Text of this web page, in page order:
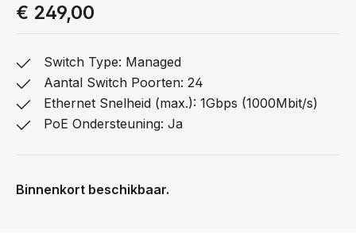
€ 249,00
Switch Type: Managed
Aantal Switch Poorten: 24
Ethernet Snelheid (max.): 1Gbps (1000Mbit/s)
PoE Ondersteuning: Ja
Binnenkort beschikbaar.